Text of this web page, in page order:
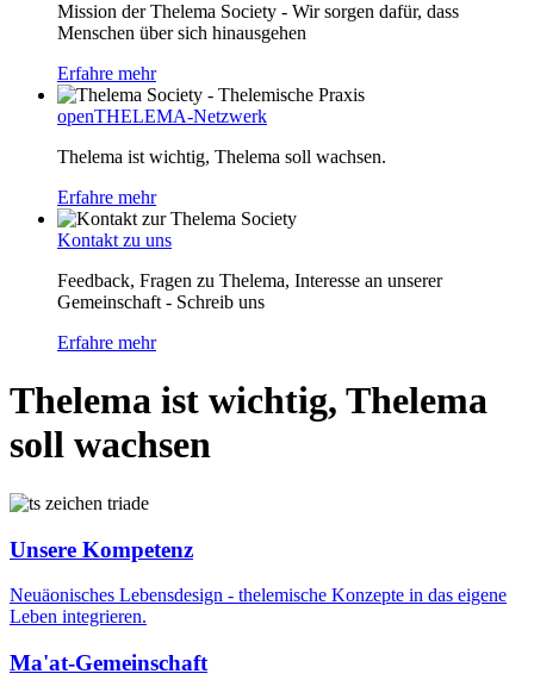
Mission der Thelema Society - Wir sorgen dafür, dass
Menschen über sich hinausgehen
Erfahre mehr
openTHELEMA-Netzwerk
Thelema ist wichtig, Thelema soll wachsen.
Erfahre mehr
Kontakt zu uns
Feedback, Fragen zu Thelema, Interesse an unserer
Gemeinschaft - Schreib uns
Erfahre mehr
Thelema ist wichtig, Thelema
soll wachsen
Unsere Kompetenz
Neuäonisches Lebensdesign - thelemische Konzepte in das eigene
Leben integrieren.
Ma'at-Gemeinschaft